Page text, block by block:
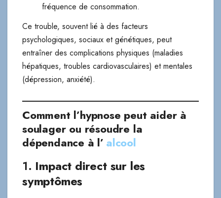
fréquence de consommation.
Ce trouble, souvent lié à des facteurs
psychologiques, sociaux et génétiques, peut
entraîner des complications physiques (maladies
hépatiques, troubles cardiovasculaires) et mentales
(dépression, anxiété).
Comment l’hypnose peut aider à
soulager ou résoudre la
dépendance à l’ alcool
1. Impact direct sur les
symptômes